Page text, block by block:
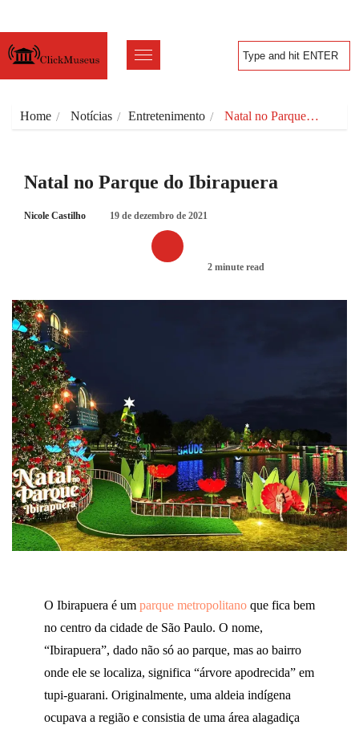
Home Notícias Entretenimento Natal no Parque…
Natal no Parque do Ibirapuera
Nicole Castilho 19 de dezembro de 2021
2 minute read
O Ibirapuera é um parque metropolitano que fica bem
no centro da cidade de São Paulo. O nome,
“Ibirapuera”, dado não só ao parque, mas ao bairro
onde ele se localiza, significa “árvore apodrecida” em
tupi-guarani. Originalmente, uma aldeia indígena
ocupava a região e consistia de uma área alagadiça